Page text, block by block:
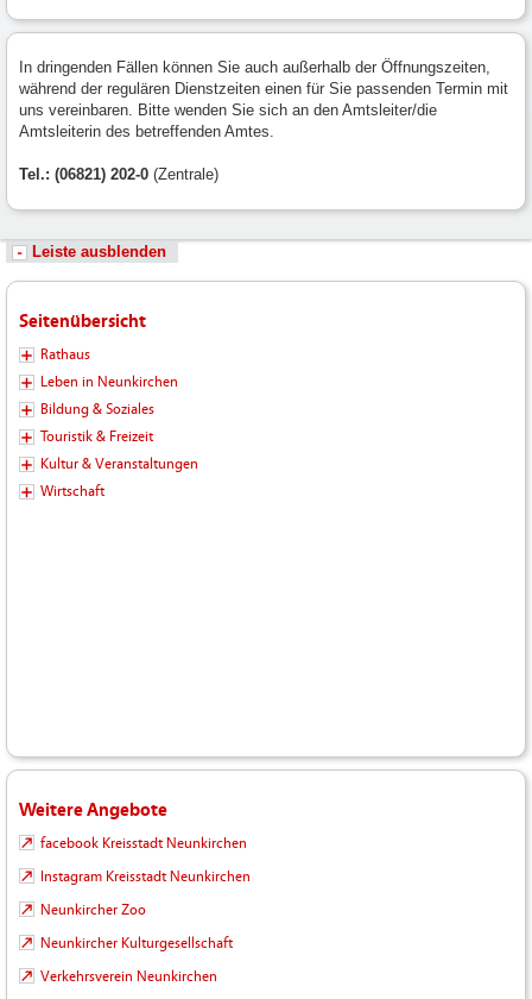
In dringenden Fällen können Sie auch außerhalb der Öffnungszeiten,
während der regulären Dienstzeiten einen für Sie passenden Termin mit
uns vereinbaren. Bitte wenden Sie sich an den Amtsleiter/die
Amtsleiterin des betreffenden Amtes.
Tel.: (06821) 202-0 (Zentrale)
Leiste ausblenden
Seitenübersicht
Rathaus
Leben in Neunkirchen
Bildung & Soziales
Touristik & Freizeit
Kultur & Veranstaltungen
Wirtschaft
Weitere Angebote
facebook Kreisstadt Neunkirchen
Instagram Kreisstadt Neunkirchen
Neunkircher Zoo
Neunkircher Kulturgesellschaft
Verkehrsverein Neunkirchen